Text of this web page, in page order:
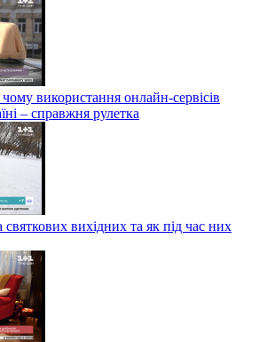
використання онлайн-сервісів
– справжня рулетка
вихідних та як під час них